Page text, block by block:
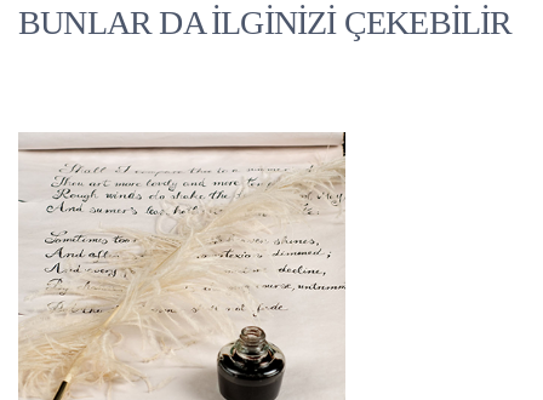
BUNLAR DA İLGİNİZİ ÇEKEBİLİR